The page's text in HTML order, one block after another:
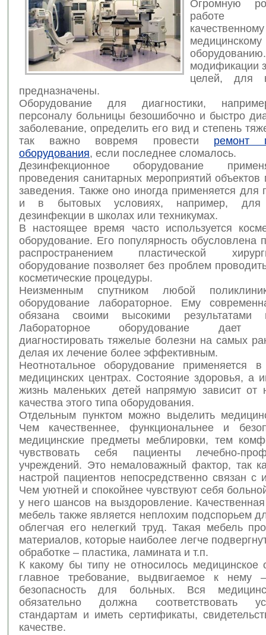
Огромную
работе
качественному
медицинскому
оборудованию.
модификации
целей, для
предназначены.
Оборудование для диагностики,
персоналу больницы безошибочно и быстро
заболевание, определить его вид и степень
так важно вовремя провести ремонт
оборудования, если последнее сломалось.
Дезинфекционное оборудование
проведения санитарных мероприятий объектов
заведения. Также оно иногда применяется для
и в бытовых условиях, например, для
дезинфекции в школах или техникумах.
В настоящее время часто используется
оборудование. Его популярность обусловлена
распространением пластической
оборудование позволяет без проблем
косметические процедуры.
Неизменным спутником любой
оборудование лабораторное. Ему
обязана своими высокими результатами
Лабораторное оборудование дает
диагностировать тяжелые болезни на самых
делая их лечение более эффективным.
Неотнотальное оборудование применяется
медицинских центрах. Состояние здоровья, а
жизнь маленьких детей напрямую зависит от
качества этого типа оборудования.
Отдельным пунктом можно выделить
Чем качественнее, функциональнее и
медицинские предметы меблировки, тем
чувствовать себя пациенты лечебно-
учреждений. Это немаловажный фактор, так
настрой пациентов непосредственно связан с
Чем уютней и спокойнее чувствуют себя
у него шансов на выздоровление.
мебель также является неплохим подспорьем
облегчая его нелегкий труд. Такая мебель
материалов, которые наиболее легче
обработке – пластика, ламината и т.п.
К какому бы типу не относилось медицинское
главное требование, выдвигаемое к нему
безопасность для больных. Вся
обязательно должна соответствовать
стандартам и иметь сертификаты,
качестве.